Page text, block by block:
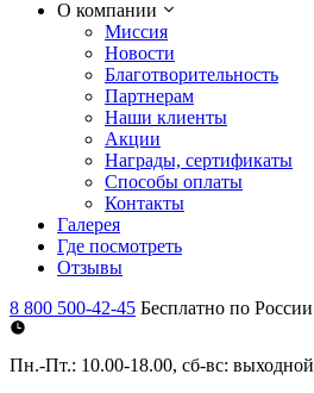
О компании
Миссия
Новости
Благотворительность
Партнерам
Наши клиенты
Акции
Награды, сертификаты
Способы оплаты
Контакты
Галерея
Где посмотреть
Отзывы
8 800 500-42-45 Бесплатно по России
Пн.-Пт.: 10.00-18.00, сб-вс: выходной